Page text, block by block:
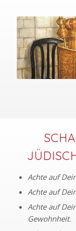
Achte auf
Achte auf
Achte auf
Gewohnheit.